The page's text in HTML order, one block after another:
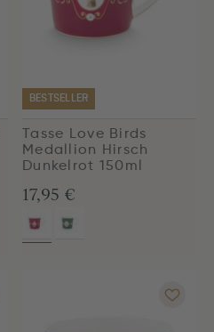
BESTSELLER
Tasse Love Birds
Medallion Hirsch
Dunkelrot 150ml
17,95 €